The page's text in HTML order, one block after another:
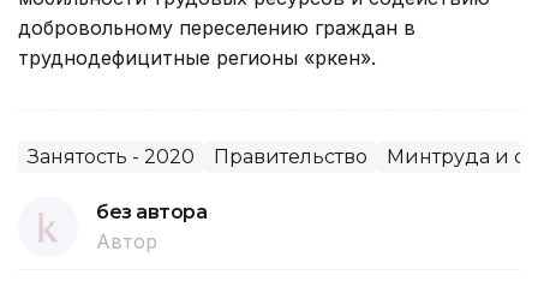
добровольному переселению граждан в
труднодефицитные регионы «Өркен».
Занятость - 2020 Правительство Минтруда и
без автора
Автор